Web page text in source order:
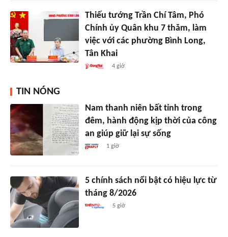
Thiếu tướng Trần Chí Tâm, Phó
Chính ủy Quân khu 7 thăm, làm
việc với các phường Bình Long,
Tân Khai
4 giờ
TIN NÓNG
Nam thanh niên bất tỉnh trong
đêm, hành động kịp thời của công
an giúp giữ lại sự sống
1 giờ
5 chính sách nổi bật có hiệu lực từ
tháng 8/2026
5 giờ